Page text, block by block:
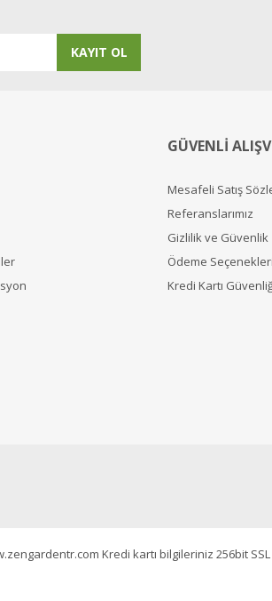
KAYIT OL
GÜVENLİ
Mesafeli Satış
Referanslarımız
Gizlilik ve Güvenlik
Ödeme Seçenekleri
Kredi Kartı
Kredi kartı bilgileriniz 256bit